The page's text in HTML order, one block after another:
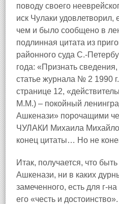
поводу своего
иск Чулаки удовлетворил,
чем и было сообщено в
подлинная цитата из
районного суда
года: «Признать
статье журнала № 2 1990
странице 12,
М.М.) – покойный
Ашкенази» порочащими
ЧУЛАКИ Михаила
конец цитаты… Но не
Итак, получается, что
Ашкенази, ни в каких
замеченного, есть для
его «честь и